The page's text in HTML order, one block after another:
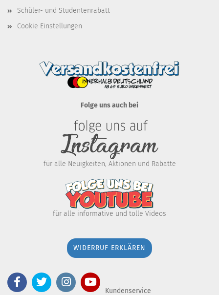
Schüler- und Studentenrabatt
Cookie Einstellungen
Folge uns auch bei
für alle Neuigkeiten, Aktionen und Rabatte
für alle informative und tolle Videos
WIDERRUF ERKLÄREN
Kundenservice